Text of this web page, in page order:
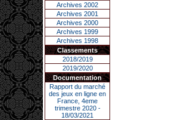
Archives 2002
Archives 2001
Archives 2000
Archives 1999
Archives 1998
Classements
2018/2019
2019/2020
Documentation
Rapport du marché
des jeux en ligne en
France, 4eme
trimestre 2020 -
18/03/2021